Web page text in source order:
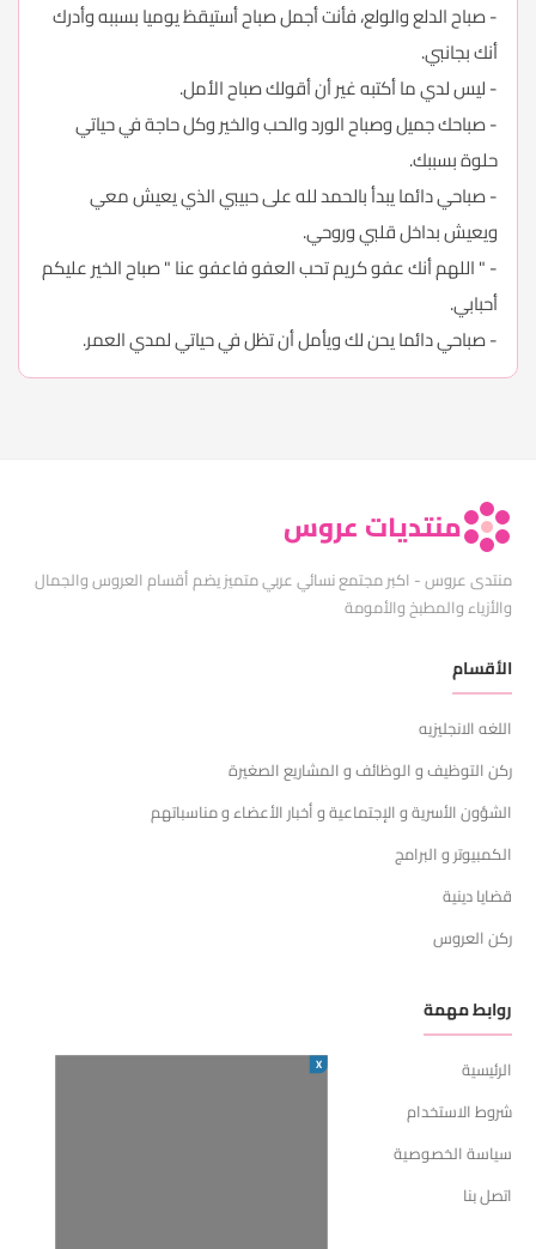
- صباح الدلع والولع، فأنت أجمل صباح أستيقظ يوميا بسببه وأدرك
أنك بجانبي.
- ليس لدي ما أكتبه غير أن أقولك صباح الأمل.
- صباحك جميل وصباح الورد والحب والخير وكل حاجة في حياتي
حلوة بسببك.
- صباحي دائما يبدأ بالحمد لله على حبيبي الذي يعيش معي
ويعيش بداخل قلبي وروحي.
- " اللهم أنك عفو كريم تحب العفو فاعفو عنا " صباح الخير عليكم
أحبابي.
- صباحي دائما يحن لك ويأمل أن تظل في حياتي لمدي العمر.
منتديات عروس
منتدى عروس - اكبر مجتمع نسائي عربي متميز يضم أقسام العروس والجمال
والأزياء والمطبخ والأمومة
الأقسام
اللغه الانجليزيه
ركن التوظيف و الوظائف و المشاريع الصغيرة
الشؤون الأسرية و الإجتماعية و أخبار الأعضاء و مناسباتهم
الكمبيوتر و البرامج
قضايا دينية
ركن العروس
روابط مهمة
الرئيسية
شروط الاستخدام
سياسة الخصوصية
اتصل بنا
X